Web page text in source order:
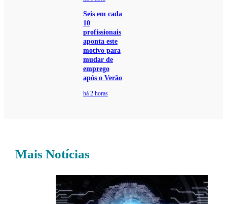
Seis em cada
10
profissionais
aponta este
motivo para
mudar de
emprego
após o Verão
há 2 horas
Mais Notícias